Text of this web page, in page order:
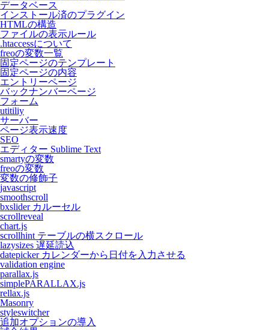
データベース
インストール済のプラグイン
HTMLの構造
ファイルの表示ルール
.htaccessについて
freoの変数一覧
固定ページのテンプレート
固定ページの内容
エントリーページ
バックナンバーページ
フォーム
utitiliy
サーバー
ページ表示速度
SEO
エディター Sublime Text
smartyの変数
freoの変数
変数の修飾子
javascript
smoothscroll
bxslider カルーセル
scrollreveal
chart.js
scrollhint テーブルの横スクロール
lazysizes 遅延読込
datepicker カレンダーから日付を入力させる
validation engine
parallax.js
simplePARALLAX.js
rellax.js
Masonry
styleswitcher
追加オプションの導入